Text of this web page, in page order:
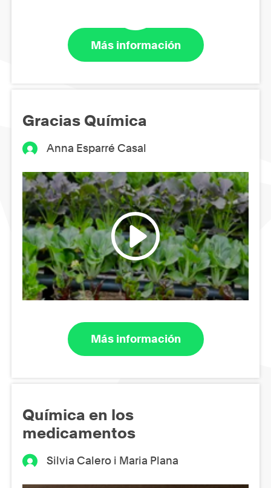
Más información
Gracias Química
Anna Esparré Casal
Más información
Química en los
medicamentos
Silvia Calero i Maria Plana